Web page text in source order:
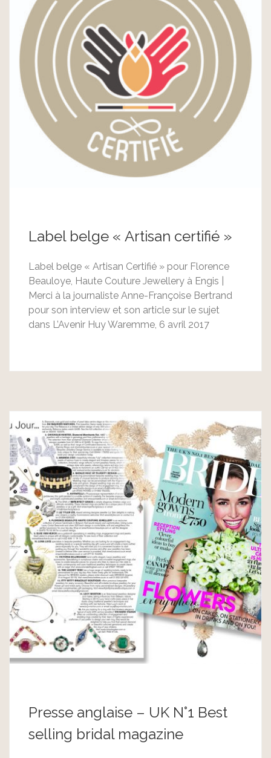
Label belge « Artisan certifié »
Label belge « Artisan Certifié » pour Florence
Beauloye, Haute Couture Jewellery à Engis |
Merci à la journaliste Anne-Françoise Bertrand
pour son interview et son article sur le sujet
dans L’Avenir Huy Waremme, 6 avril 2017
Presse anglaise – UK N°1 Best
selling bridal magazine